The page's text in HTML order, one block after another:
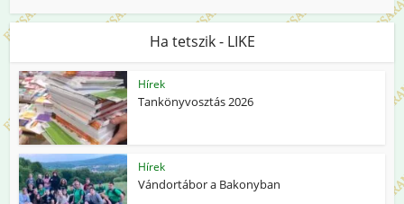
Ha tetszik - LIKE
Hírek
Tankönyvosztás 2026
Hírek
Vándortábor a Bakonyban